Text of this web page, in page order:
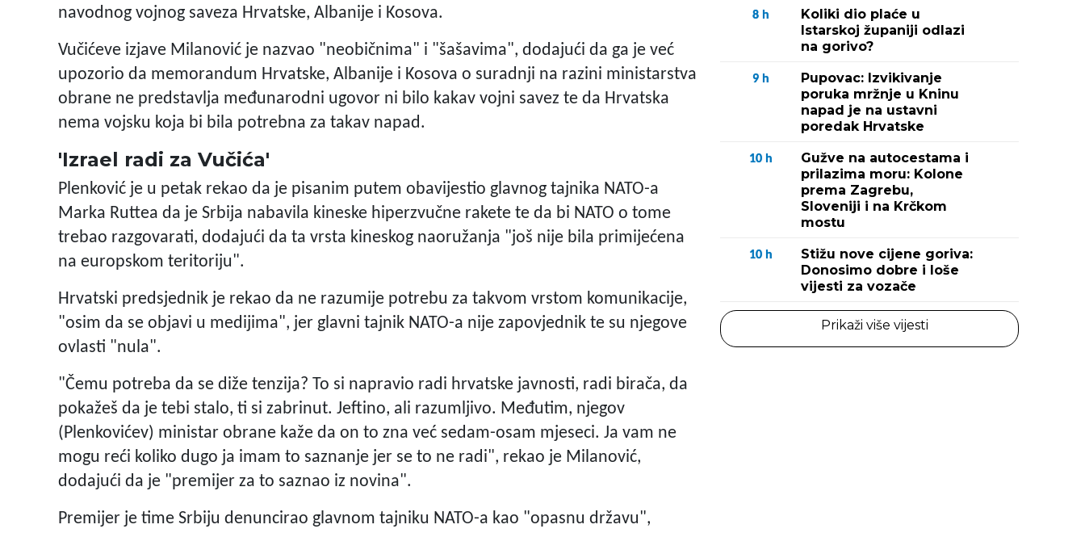
navodnog vojnog saveza Hrvatske, Albanije i Kosova.
Vučićeve izjave Milanović je nazvao "neobičnima" i "šašavima", dodajući da ga je već
upozorio da memorandum Hrvatske, Albanije i Kosova o suradnji na razini ministarstva
obrane ne predstavlja međunarodni ugovor ni bilo kakav vojni savez te da Hrvatska
nema vojsku koja bi bila potrebna za takav napad.
'Izrael radi za Vučića'
Plenković je u petak rekao da je pisanim putem obavijestio glavnog tajnika NATO-a
Marka Ruttea da je Srbija nabavila kineske hiperzvučne rakete te da bi NATO o tome
trebao razgovarati, dodajući da ta vrsta kineskog naoružanja "još nije bila primijećena
na europskom teritoriju".
Hrvatski predsjednik je rekao da ne razumije potrebu za takvom vrstom komunikacije,
"osim da se objavi u medijima", jer glavni tajnik NATO-a nije zapovjednik te su njegove
ovlasti "nula".
"Čemu potreba da se diže tenzija? To si napravio radi hrvatske javnosti, radi birača, da
pokažeš da je tebi stalo, ti si zabrinut. Jeftino, ali razumljivo. Međutim, njegov
(Plenkovićev) ministar obrane kaže da on to zna već sedam-osam mjeseci. Ja vam ne
mogu reći koliko dugo ja imam to saznanje jer se to ne radi", rekao je Milanović,
dodajući da je "premijer za to saznao iz novina".
Premijer je time Srbiju denuncirao glavnom tajniku NATO-a kao "opasnu državu",
8 h
Koliki dio plaće u
Istarskoj županiji odlazi
na gorivo?
9 h
Pupovac: Izvikivanje
poruka mržnje u Kninu
napad je na ustavni
poredak Hrvatske
10 h
Gužve na autocestama i
prilazima moru: Kolone
prema Zagrebu,
Sloveniji i na Krčkom
mostu
10 h
Stižu nove cijene goriva:
Donosimo dobre i loše
vijesti za vozače
Prikaži više vijesti